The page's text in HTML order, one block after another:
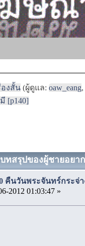
องสั้น(ผู้ดูแล: oaw_eang,
[p140]
สรุปของผู้ชายอยา
คืนวันพระจันทร์กระจ่า
2012 01:03:47 »